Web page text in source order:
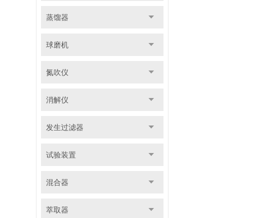
蒸馏器
球磨机
氮吹仪
消解仪
发生过滤器
试验装置
混合器
萃取器